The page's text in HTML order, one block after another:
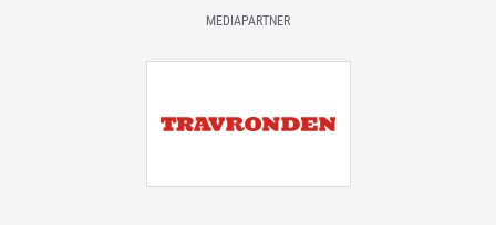
MEDIAPARTNER